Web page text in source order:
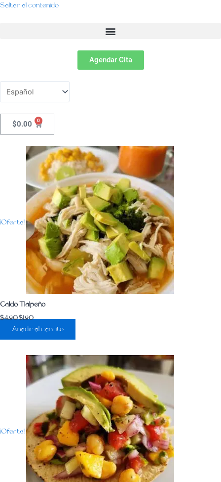
Saltar al contenido
Menu
Agendar Cita
$0.00 0 Cart
¡Oferta!
Caldo Tlalpeño
$4.90$1.90
Añadir al carrito
¡Oferta!